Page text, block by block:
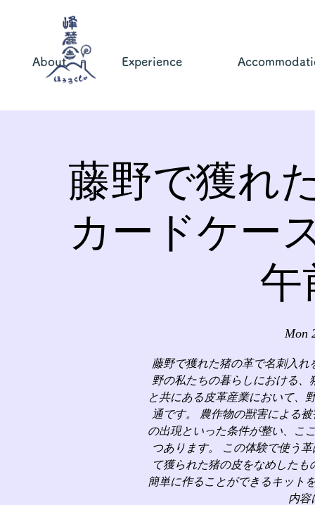
About Experience
藤野で獲れ
カードケー
午
Mon
藤野で獲れた猪の革で名刺入
野の私たちの暮らしにおける
と共にある皮革産業において、
通です。 農作物の獣害による
の出現といった条件が整い、こ
つあります。 この体験で使う
て獲られた猪の皮をなめした
簡単に作ることができるキット
内容